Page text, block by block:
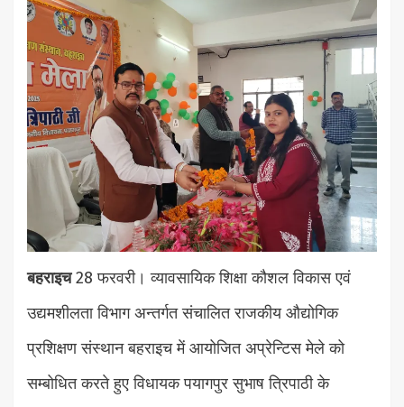
बहराइच28 फरवरी। व्यावसायिक शिक्षा कौशल विकास एवं
उद्यमशीलता विभाग अन्तर्गत संचालित राजकीय औद्योगिक
प्रशिक्षण संस्थान बहराइच में आयोजित अप्रेन्टिस मेले को
सम्बोधित करते हुए विधायक पयागपुर सुभाष त्रिपाठी के